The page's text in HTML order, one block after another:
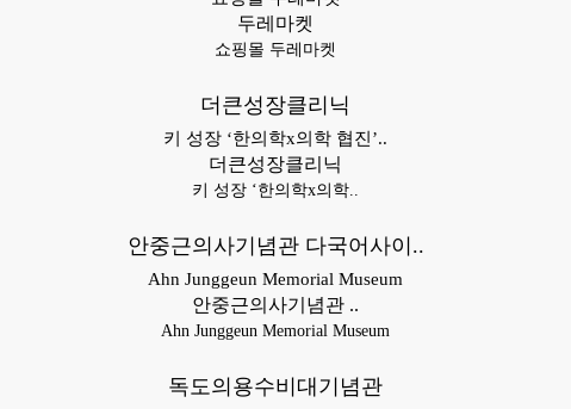
두레마켓
쇼핑몰 두레마켓
더큰성장클리닉
키 성장 ‘한의학x의학 협진’..
더큰성장클리닉
키 성장 ‘한의학x의학..
안중근의사기념관 다국어사이..
Ahn Junggeun Memorial Museum
안중근의사기념관 ..
Ahn Junggeun Memorial Museum
독도의용수비대기념관